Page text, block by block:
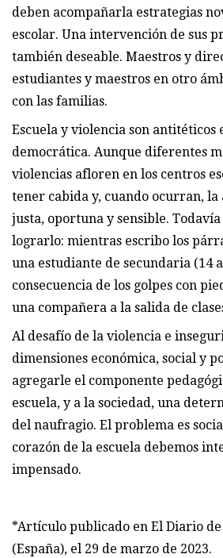
deben acompañarla estrategias
escolar. Una intervención de sus
también deseable. Maestros y
estudiantes y maestros en otro
con las familias.
Escuela y violencia son antitéticos
democrática. Aunque diferentes
violencias afloren en los centros
tener cabida y, cuando ocurran, la
justa, oportuna y sensible. Todavía
lograrlo: mientras escribo los
una estudiante de secundaria (14
consecuencia de los golpes con
una compañera a la salida de
Al desafío de la violencia e
dimensiones económica, social y
agregarle el componente
escuela, y a la sociedad, una
del naufragio. El problema es
corazón de la escuela debemos
impensado.
*Artículo publicado en El Diario
(España), el 29 de marzo de 2023.